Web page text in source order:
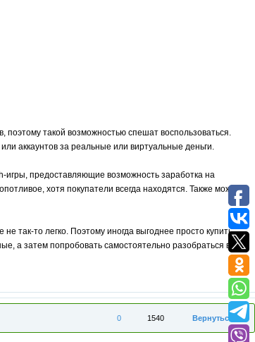
такой возможностью спешат воспользоваться.
аккаунтов за реальные или виртуальные деньги.
игры, предоставляющие возможность заработка на
хотя покупатели всегда находятся. Также можно
так-то легко. Поэтому иногда выгоднее просто купить
а затем попробовать самостоятельно разобраться во
Вернуться
1540
0